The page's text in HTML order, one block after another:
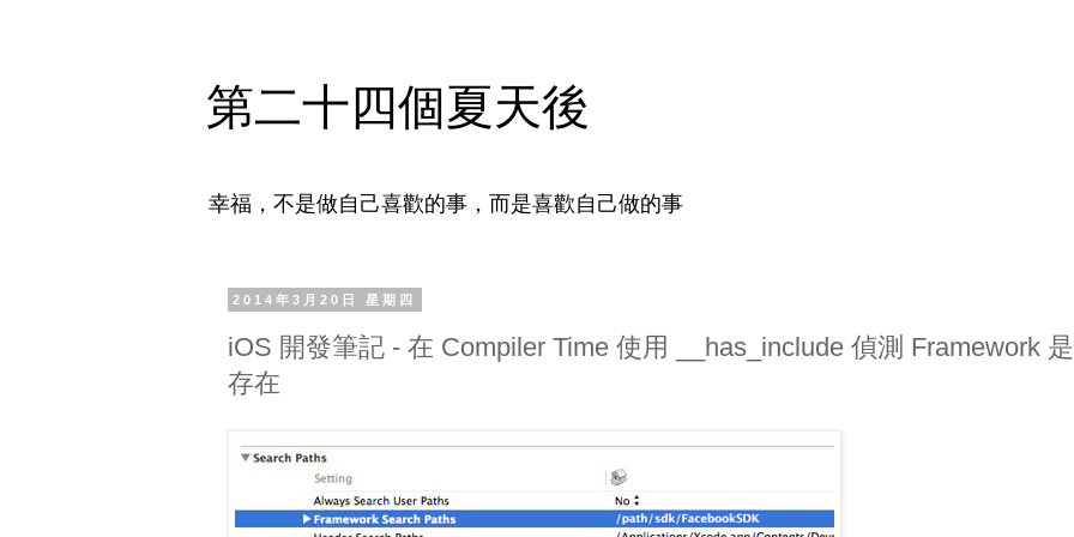
第二十四個夏天後
幸福，不是做自己喜歡的事，而是喜歡自己做的事
2014年3月20日 星期四
iOS 開發筆記 - 在 Compiler Time 使用 __has_include 偵測 Framework
存在